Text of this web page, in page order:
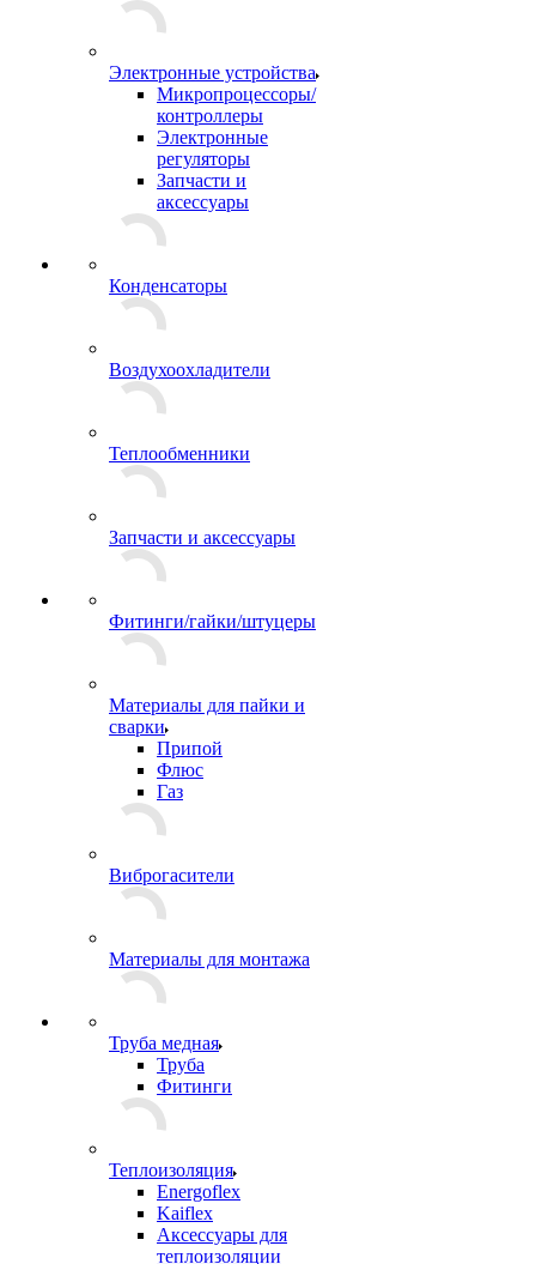
Электронные устройства
Микропроцессоры/
контроллеры
Электронные
регуляторы
Запчасти и
аксессуары
Конденсаторы
Воздухоохладители
Теплообменники
Запчасти и аксессуары
Фитинги/гайки/штуцеры
Материалы для пайки и
сварки
Припой
Флюс
Газ
Виброгасители
Материалы для монтажа
Труба медная
Труба
Фитинги
Теплоизоляция
Energoflex
Kaiflex
Аксессуары для
теплоизоляции